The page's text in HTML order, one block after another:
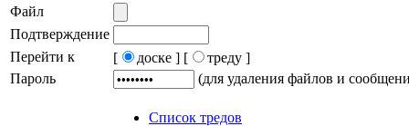
Файл
Подтверждение
Перейти к
[ доске ] [
треду ]
Пароль
(для удаления файлов и
Список тредов